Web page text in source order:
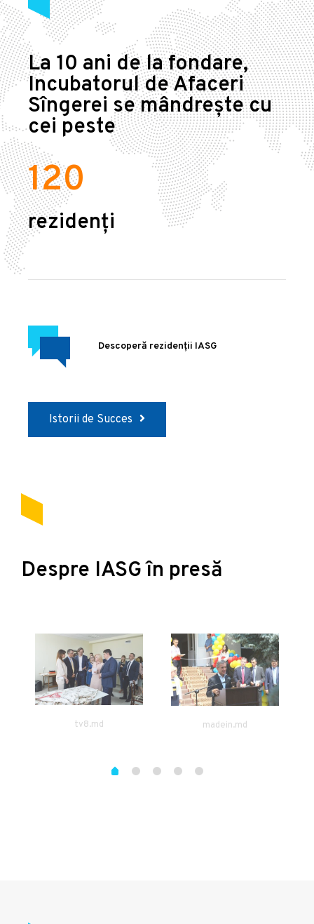
La 10 ani de la fondare,
Incubatorul de Afaceri
Sîngerei se mândrește cu
cei peste
120
rezidenți
Descoperă rezidenții IASG
Istorii de Succes
Despre IASG în presă
tv8.md madein.md